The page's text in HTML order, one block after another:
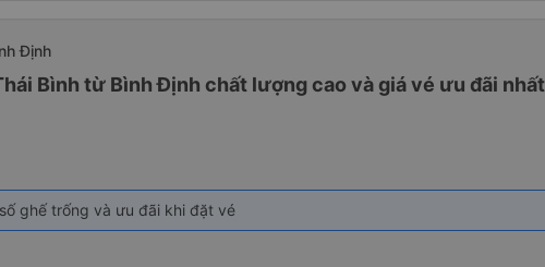
Định
Bình từ Bình Định chất lượng cao và giá vé ưu đãi nhất
ghế trống và ưu đãi khi đặt vé